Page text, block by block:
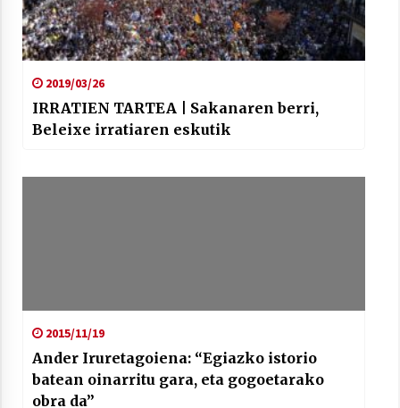
2019/03/26
IRRATIEN TARTEA | Sakanaren berri,
Beleixe irratiaren eskutik
2015/11/19
Ander Iruretagoiena: “Egiazko istorio
batean oinarritu gara, eta gogoetarako
obra da”